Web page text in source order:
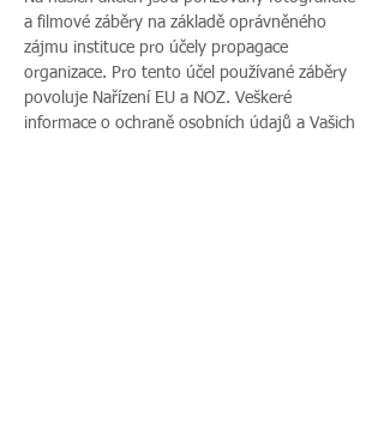
a filmové záběry na základě oprávněného
zájmu instituce pro účely propagace
organizace. Pro tento účel používané záběry
povoluje Nařízení EU a NOZ. Veškeré
informace o ochraně osobních údajů a Vašich